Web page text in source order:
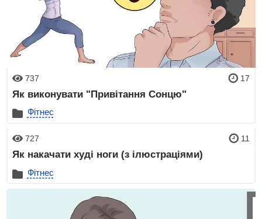
737 17
Як виконувати "Привітання Сонцю"
Фітнес
727 11
Як накачати худі ноги (з ілюстраціями)
Фітнес